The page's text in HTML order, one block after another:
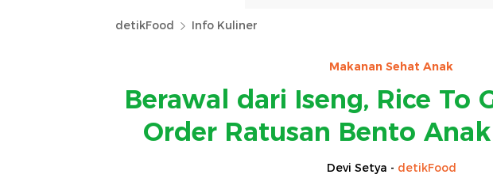
detikFood Info Kuliner
Makanan Sehat Anak
Berawal dari Iseng, Rice To
Order Ratusan Bento
Devi Setya - detikFood